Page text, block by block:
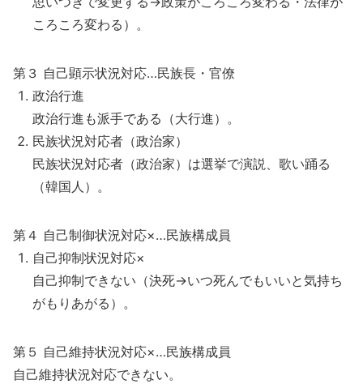
ころころ変わる）。
第３ 自己顕示状況対応…民族長・官僚
政治行進
政治行進も派手である（大行進）。
民族状況対応者（政治家）
民族状況対応者（政治家）は選挙で演説、歌い踊る
（韓国人）。
第４ 自己制御状況対応×…民族構成員
自己抑制状況対応×
自己抑制できない（決死→いつ死んでもいいと気持ち
がもりあがる）。
第５ 自己維持状況対応×…民族構成員
自己維持状況対応できない。